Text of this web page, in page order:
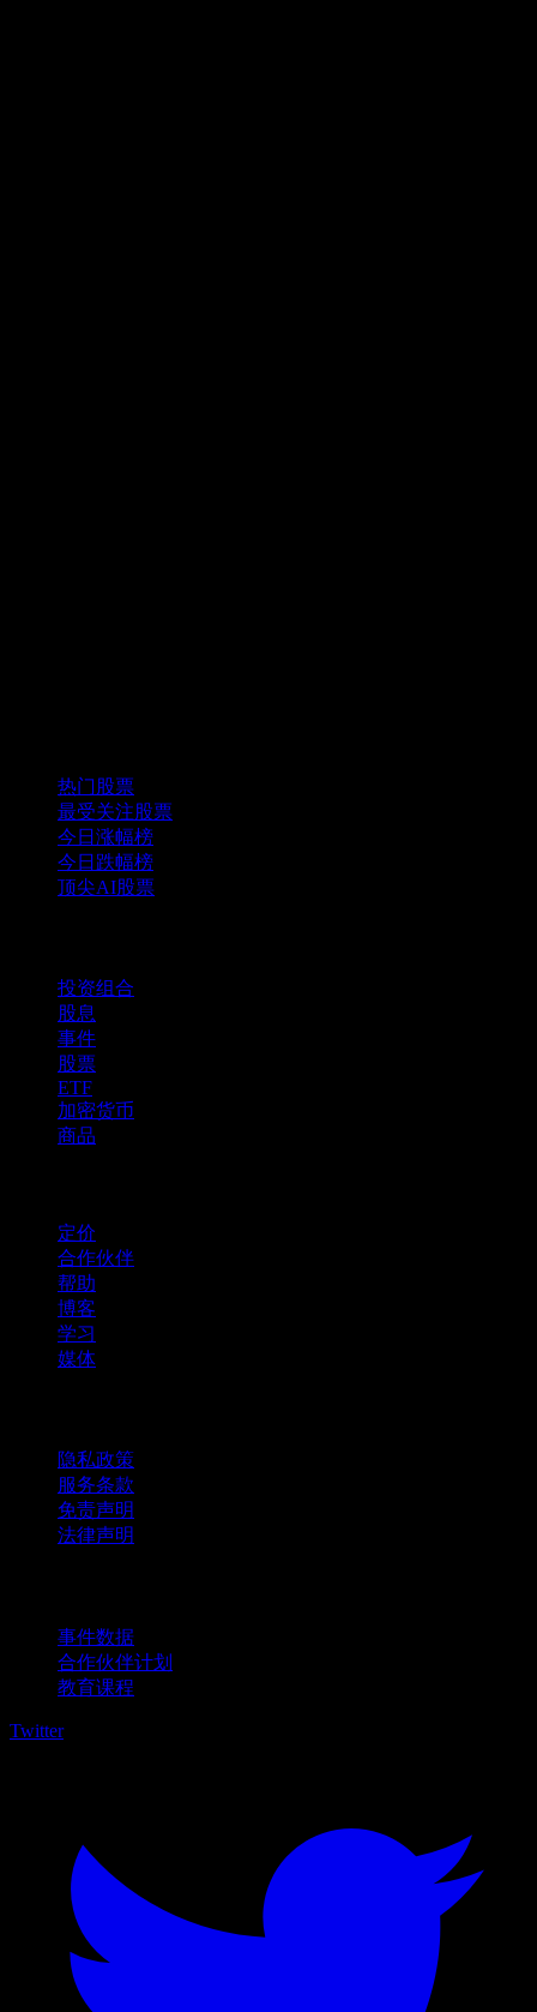
热门股票
最受关注股票
今日涨幅榜
今日跌幅榜
顶尖AI股票
投资组合
股息
事件
股票
ETF
加密货币
商品
定价
合作伙伴
帮助
博客
学习
媒体
隐私政策
服务条款
免责声明
法律声明
事件数据
合作伙伴计划
教育课程
Twitter